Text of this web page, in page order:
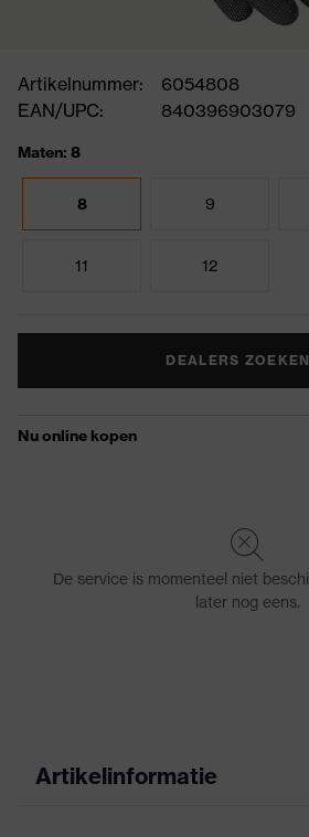
Artikelnummer:
6054808
EAN/UPC:
840396903079
Maten: 8
8 9
11 12
DEALERS ZOEKEN
Artikelinformatie